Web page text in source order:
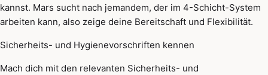
kannst. Mars sucht nach jemandem, der im 4-Schicht-System
arbeiten kann, also zeige deine Bereitschaft und Flexibilität.
Sicherheits- und Hygienevorschriften kennen
Mach dich mit den relevanten Sicherheits- und